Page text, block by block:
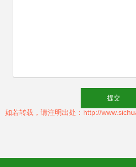
如若转载，请注明出处：http://